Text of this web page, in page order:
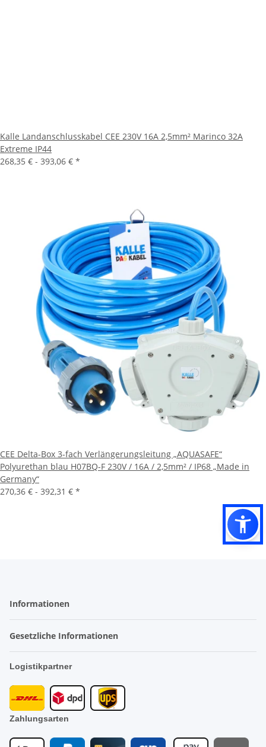
Kalle Landanschlusskabel CEE 230V 16A 2,5mm² Marinco 32A
Extreme IP44
268,35 € - 393,06 € *
CEE Delta-Box 3-fach Verlängerungsleitung „AQUASAFE“
Polyurethan blau H07BQ-F 230V / 16A / 2,5mm² / IP68 „Made in
Germany“
270,36 € - 392,31 € *
Informationen
Gesetzliche Informationen
Logistikpartner
Zahlungsarten